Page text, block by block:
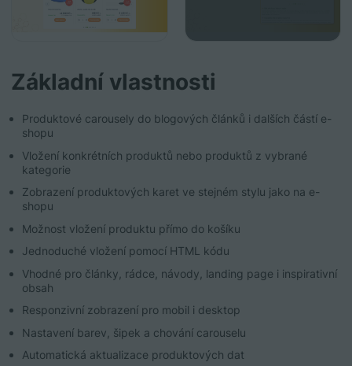
Základní vlastnosti
Produktové carousely do blogových článků i dalších částí e-
shopu
Vložení konkrétních produktů nebo produktů z vybrané
kategorie
Zobrazení produktových karet ve stejném stylu jako na e-
shopu
Možnost vložení produktu přímo do košíku
Jednoduché vložení pomocí HTML kódu
Vhodné pro články, rádce, návody, landing page i inspirativní
obsah
Responzivní zobrazení pro mobil i desktop
Nastavení barev, šipek a chování carouselu
Automatická aktualizace produktových dat